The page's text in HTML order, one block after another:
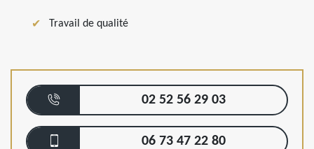
Travail de qualité
02 52 56 29 03
06 73 47 22 80